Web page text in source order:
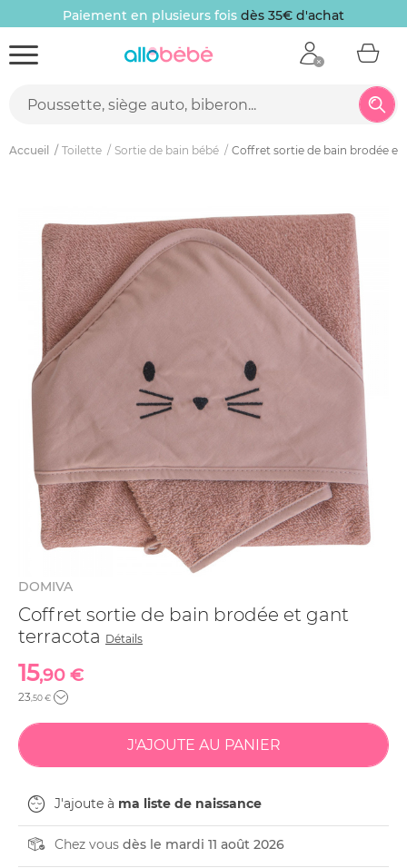
Paiement en plusieurs fois dès 35€ d'achat
Accueil Toilette Sortie de bain bébé Coffret sortie de bain brodée
DOMIVA
Coffret sortie de bain brodée et gant
terracota Détails
15,90 €
23 ,50 €
J'ajoute à ma liste de naissance
Chez vous dès le mardi 11 août 2026